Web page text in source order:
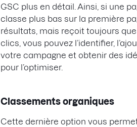
GSC plus en détail. Ainsi, si une
classe plus bas sur la première
résultats, mais reçoit toujours
clics, vous pouvez l’identifier,
votre campagne et obtenir des
pour l’optimiser.
Classements organiques
Cette dernière option vous